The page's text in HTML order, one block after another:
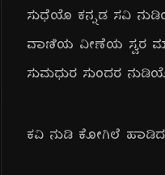
ಸುಧೆಯೊ ಕನ್ನಡ ಸವಿ
ವಾಣಿಯ ವೀಣೆಯ ಸ್ವರ
ಸುಮಧುರ ಸುಂದರ
ಕವಿ ನುಡಿ ಕೋಗಿಲೆ